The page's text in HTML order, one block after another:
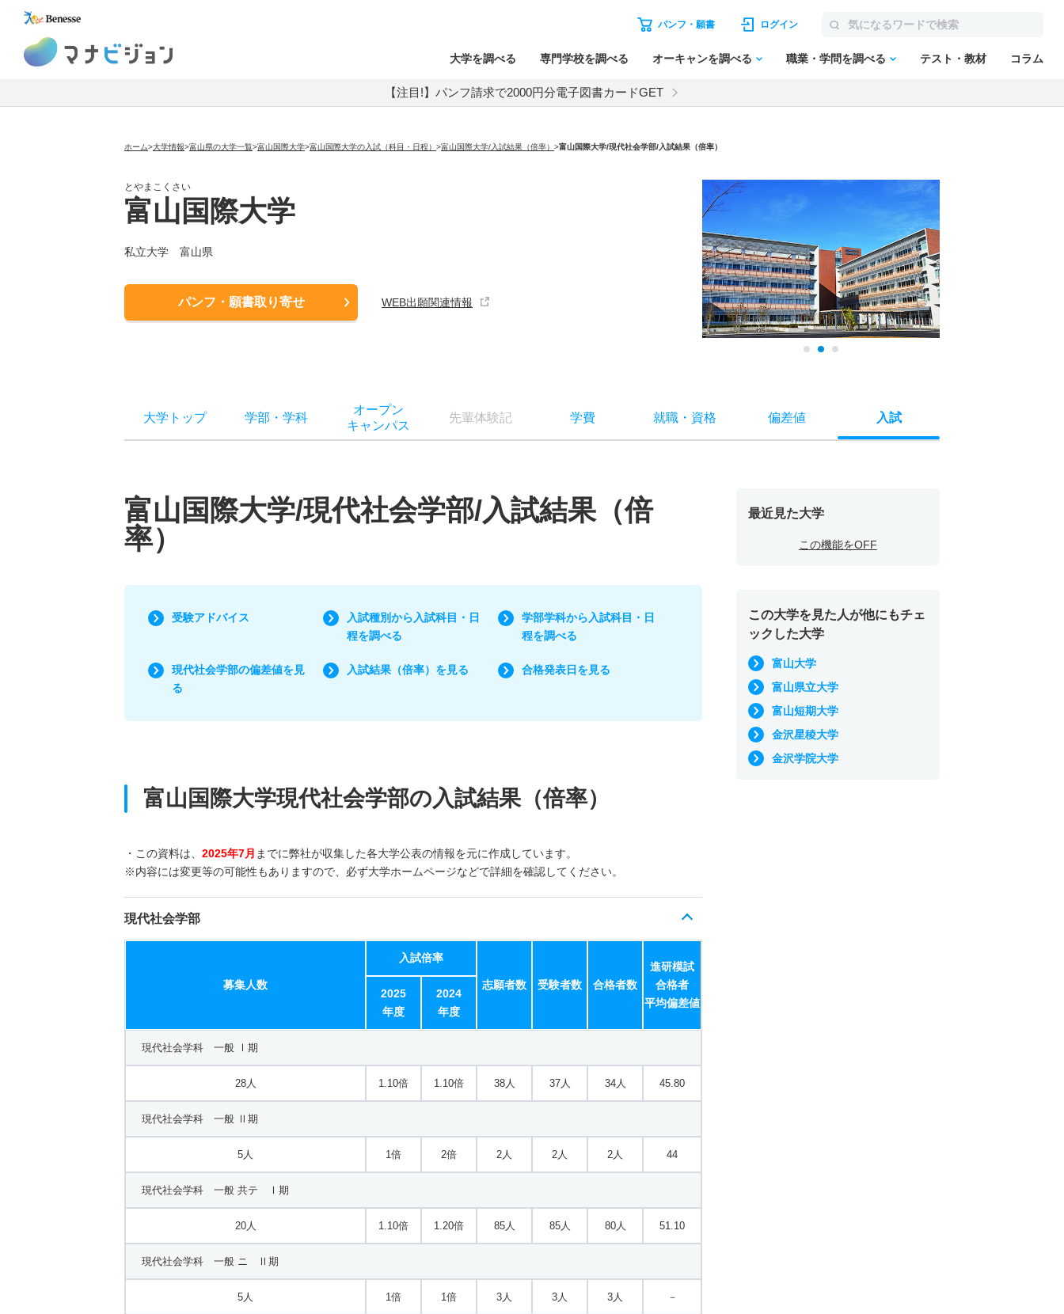
パンフ・願書 ログイン
大学を調べる 専門学校を調べる オーキャンを調べる 職業・学問を調べる テスト・教材 コラム
【注目!】パンフ請求で2000円分電子図書カードGET
ホーム>大学情報>富山県の大学一覧>富山国際大学>富山国際大学の入試（科目・日程） >富山国際大学/入試結果（倍率） >富山国際大学/現代社会学部/入試結果（倍率）
とやまこくさい
富山国際大学
私立大学 富山県
パンフ・願書取り寄せ WEB出願関連情報
大学トップ 学部 ・ 学科
オープン
キャンパス
先輩体験記 学費 就職・ 資格 偏差値 入試
富山国際大学/現代社会学部/入試結果（倍
率）
受験アドバイス
入試種別から入試科目・日
程を調べる
学部学科から入試科目・日
程を調べる
現代社会学部の偏差値を見
る
入試結果（倍率）を見る 合格発表日を見る
富山国際大学現代社会学部の入試結果（倍率）
・この資料は、 2025年7月 までに弊社が収集した各大学公表の情報を元に作成しています。
※内容には変更等の可能性もありますので、必ず大学ホームページなどで詳細を確認してください。
現代社会学部
募集人数
入試倍率
志願者数 受験者数 合格者数
進研模試
合格者
平均偏差値
2025
年度
2024
年度
現代社会学科 一般 Ⅰ期
28人 1.10倍 1.10倍 38人 37人 34人 45.80
現代社会学科 一般 Ⅱ期
5人 1倍 2倍 2人 2人 2人 44
現代社会学科 一般 共テ Ⅰ期
20人 1.10倍 1.20倍 85人 85人 80人 51.10
現代社会学科 一般 ニ Ⅱ期
5人 1倍 1倍 3人 3人 3人 －
最近見た大学
この機能をOFF
この大学を見た人が他にもチェ
ックした大学
富山大学
富山県立大学
富山短期大学
金沢星稜大学
金沢学院大学